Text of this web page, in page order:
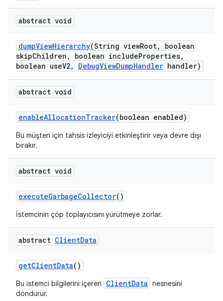
abstract void
dumpViewHierarchy(String viewRoot,
boolean
skipChildren , boolean includeProperties,
boolean useV2, DebugViewDumpHandler handler)
abstract void
enableAllocationTracker(boolean enabled)
Bu müşteri için tahsis izleyiciyi etkinleştirir veya devre dışı
bırakır.
abstract void
executeGarbageCollector()
İstemcinin çöp toplayıcısını yürütmeye zorlar.
abstract ClientData
getClientData()
Bu istemci bilgilerini içeren ClientData nesnesini
döndürür.